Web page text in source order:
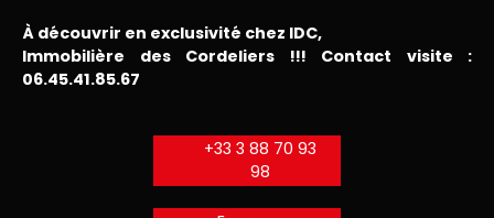
À découvrir en exclusivité chez IDC,
Immobilière des Cordeliers !!! Contact visite :
06.45.41.85.67
+33 3 88 70 93
98